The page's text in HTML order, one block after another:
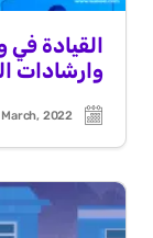
القيادة
وارشادات
Post
date
March, 2022